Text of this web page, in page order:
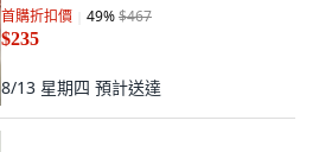
首購折扣價 49%$467
$235
8/13 星期四 預計送達